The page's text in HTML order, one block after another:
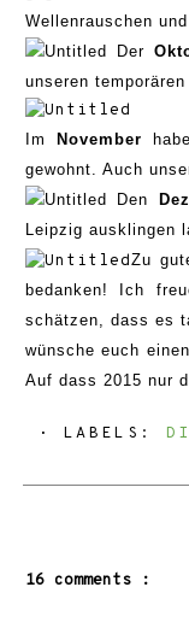
Wellenrauschen
Der
unseren temp
Im November
gewohnt
Auch
Den
Leipzig ausklingen
Zu
bedanken! Ich
schätzen, dass es
wünsche euch
Auf dass 2015 nur
⋅ LABELS:
16 comments :